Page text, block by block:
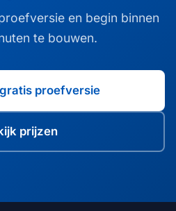
en begin binnen
te bouwen.
proefversie
prijzen